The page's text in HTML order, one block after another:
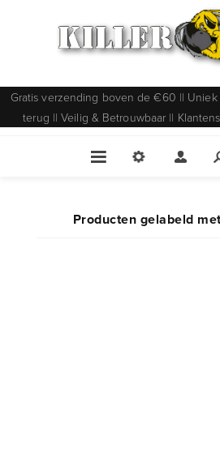
Gratis verzending boven de €60 ||
terug || Veilig & Betrouwbaar ||
Producten gelabeld